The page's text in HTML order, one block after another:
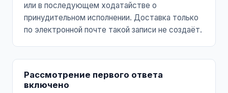
или в последующем ходатайстве о
принудительном исполнении. Доставка только
по электронной почте такой записи не создаёт.
Рассмотрение первого ответа
включено